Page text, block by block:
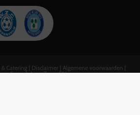
Catering | Disclaimer| Algemene voorwaarden |
door:Team F&J